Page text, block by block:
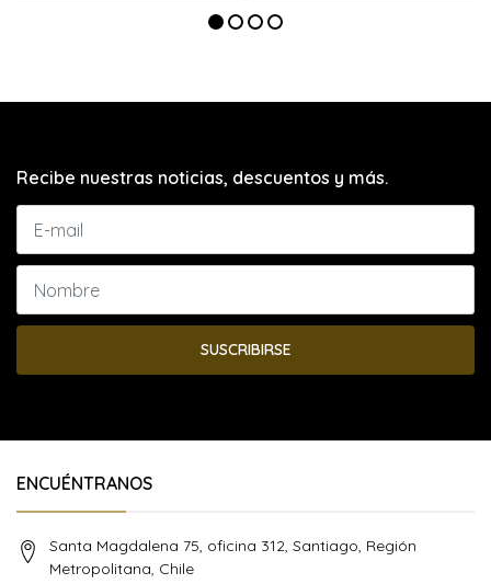
Recibe nuestras noticias, descuentos y más.
SUSCRIBIRSE
ENCUÉNTRANOS
Santa Magdalena 75, oficina 312, Santiago, Región
Metropolitana, Chile